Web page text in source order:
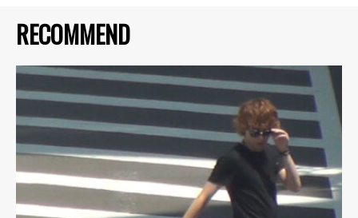
RECOMMEND